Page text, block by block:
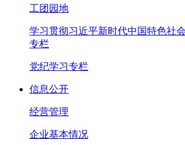
工团园地
学习贯彻习近平新时代中国特色社
专栏
党纪学习专栏
信息公开
经营管理
企业基本情况